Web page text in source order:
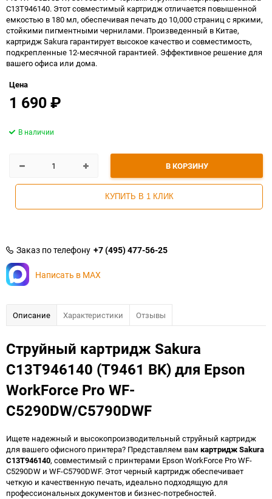
C13T946140. Этот совместимый картридж отличается повышенной
емкостью в 180 мл, обеспечивая печать до 10,000 страниц с яркими,
стойкими пигментными чернилами. Произведенный в Китае,
картридж Sakura гарантирует высокое качество и совместимость,
подкрепленные 12-месячной гарантией. Эффективное решение для
вашего офиса или дома.
Цена
1 690₽
В КОРЗИНУ
КУПИТЬ В 1 КЛИК
В наличии
Заказ по телефону +7 (495) 477-56-25
Написать в MAX
Описание Характеристики Отзывы
Струйный картридж Sakura
C13T946140 (T9461 BK) для Epson
WorkForce Pro WF-
C5290DW/C5790DWF
Ищете надежный и высокопроизводительный струйный картридж
для вашего офисного принтера? Представляем вам картридж Sakura
C13T946140, совместимый с принтерами Epson WorkForce Pro WF-
C5290DW и WF-C5790DWF. Этот черный картридж обеспечивает
четкую и качественную печать, идеально подходящую для
профессиональных документов и бизнес-потребностей.